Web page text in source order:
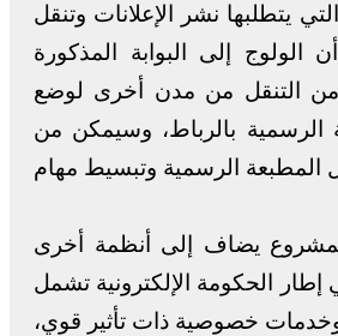
يتطلبها نشر الإعلانات وتنقل
الولوج إلى البوابة المذكورة
من التنقل من مدن أخرى لوضع
الرسمية بالرباط، وسيمكن من
الرسمية وتبسيط مهام
يضاف إلى أنظمة أخرى
إطار الحكومة الإلكترونية تشمل
خصوصية ذات تأثير قوي،